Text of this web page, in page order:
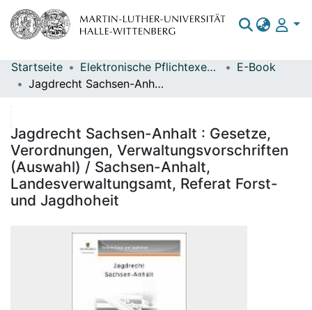
Bereiche & Sammlungen
Statistiken
Startseite Elektronische Pflichtexemplare
E-Book
Jagdrecht Sachsen-Anhalt : Gesetze, Verordnungen, Verwaltungsvorschriften (Auswahl) / Sachsen-Anhalt, Landesverwaltungsamt, Referat Forst- und Jagdhoheit
Jagdrecht Sachsen-Anhalt : Gesetze,
Verordnungen, Verwaltungsvorschriften
(Auswahl) / Sachsen-Anhalt,
Landesverwaltungsamt, Referat Forst-
und Jagdhoheit